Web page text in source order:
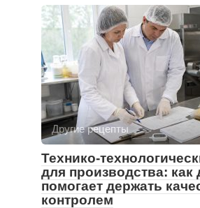
Другие рецепты
Технико-
для производства: как
помогает держать
контролем